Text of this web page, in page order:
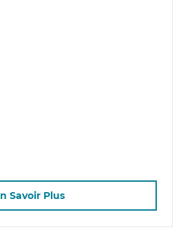
Savoir Plus